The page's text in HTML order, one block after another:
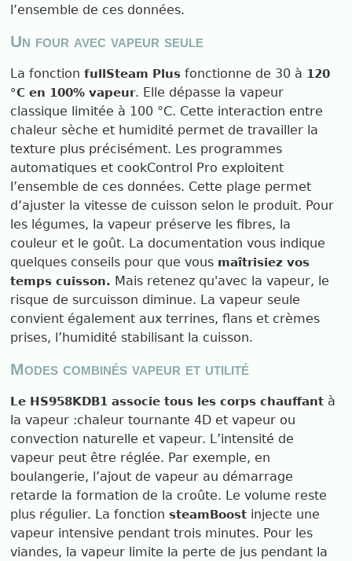
l’ensemble de ces données.
Un four avec vapeur seule
La fonctionfullSteam Plus fonctionne de 30 à 120
°C en 100% vapeur. Elle dépasse la vapeur
classique limitée à 100 °C. Cette interaction entre
chaleur sèche et humidité permet de travailler la
texture plus précisément. Les programmes
automatiques et cookControl Pro exploitent
l’ensemble de ces données. Cette plage permet
d’ajuster la vitesse de cuisson selon le produit. Pour
les légumes, la vapeur préserve les fibres, la
couleur et le goût. La documentation vous indique
quelques conseils pour que vous maîtrisiez vos
temps cuisson. Mais retenez qu'avec la vapeur, le
risque de surcuisson diminue. La vapeur seule
convient également aux terrines, flans et crèmes
prises, l’humidité stabilisant la cuisson.
Modes combinés vapeur et utilité
Le HS958KDB1 associe tous les corps chauffant à
la vapeur :chaleur tournante 4D et vapeur ou
convection naturelle et vapeur. L’intensité de
vapeur peut être réglée. Par exemple, en
boulangerie, l’ajout de vapeur au démarrage
retarde la formation de la croûte. Le volume reste
plus régulier. La fonctionsteamBoost injecte une
vapeur intensive pendant trois minutes. Pour les
viandes, la vapeur limite la perte de jus pendant la